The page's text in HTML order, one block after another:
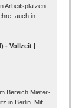
Arbeits­plätzen.
auch in
- Vollzeit |
Bereich Mieter-
in Berlin. Mit